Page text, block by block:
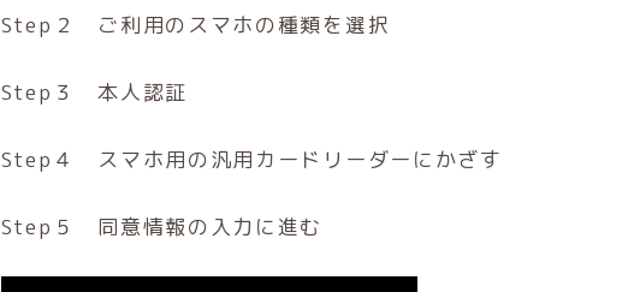
Step２ ご利用のスマホの種類を選択
Step３ 本人認証
Step４ スマホ用の汎用カードリーダーにかざす
Step５ 同意情報の入力に進む